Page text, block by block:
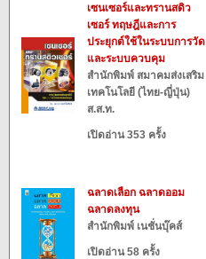
เซนเซอร์และทรานสดิว
เซอร์ ทฤษฎีและการ
ประยุกต์ใช้ในระบบการวัด
และระบบควบคุม
สำนักพิมพ์ สมาคมส่งเสริม
เทคโนโลยี (ไทย-ญี่ปุ่น)
ส.ส.ท.
เปิดอ่าน 353 ครั้ง
ฉลาดเลือก ฉลาดออม
ฉลาดลงทุน
สำนักพิมพ์ เนชั่นบุ๊คส์
เปิดอ่าน 58 ครั้ง